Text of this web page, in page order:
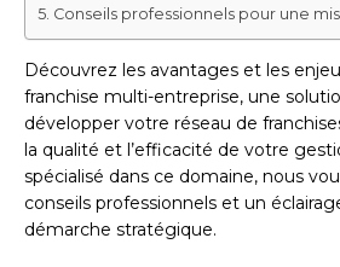
Conseils professionnels pour une
Découvrez les avantages et les
franchise multi-entreprise, une
développer votre réseau de
la qualité et l’efficacité de votre
spécialisé dans ce domaine, nous
conseils professionnels et un
démarche stratégique.